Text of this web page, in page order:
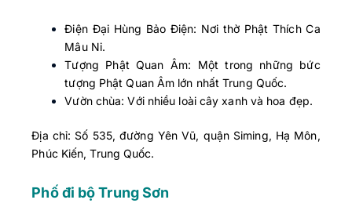
Điện Đại Hùng Bảo Điện: Nơi thờ Phật Thích Ca
Mâu Ni.
Tượng Phật Quan Âm: Một trong những bức
tượng Phật Quan Âm lớn nhất Trung Quốc.
Vườn chùa: Với nhiều loài cây xanh và hoa đẹp.
Địa chỉ: Số 535, đường Yên Vũ, quận Siming, Hạ Môn,
Phúc Kiến, Trung Quốc.
Phố đi bộ Trung Sơn